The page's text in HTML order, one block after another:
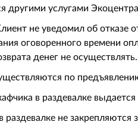
другими услугами
не уведомил об отказе
оговоренного времени
денег не осуществлять.
по
в раздевалке
раздевалке не